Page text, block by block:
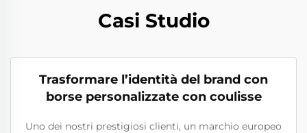
Casi Studio
Trasformare l’identità del brand con
borse personalizzate con coulisse
Uno dei nostri prestigiosi clienti, un marchio europeo